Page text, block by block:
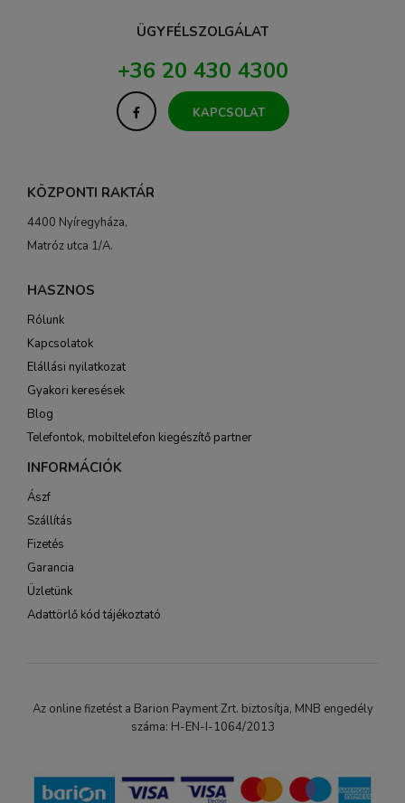
ÜGYFÉLSZOLGÁLAT
+36 20 430 4300
KAPCSOLAT
KÖZPONTI RAKTÁR
4400 Nyíregyháza,
Matróz utca 1/A.
HASZNOS
Rólunk
Kapcsolatok
Elállási nyilatkozat
Gyakori keresések
Blog
Telefontok, mobiltelefon kiegészítő partner
INFORMÁCIÓK
Ászf
Szállítás
Fizetés
Garancia
Üzletünk
Adattörlő kód tájékoztató
Az online fizetést a Barion Payment Zrt. biztosítja, MNB engedély
száma: H-EN-I-1064/2013